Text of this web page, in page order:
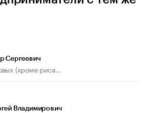
Сергеевич
(кроме риса...
Владимирович